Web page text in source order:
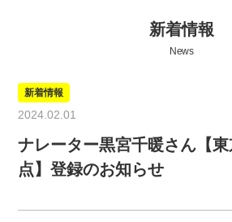
新着情報
News
新着情報
2024.02.01
ナレーター黒宮千暖さん【
点】登録のお知らせ